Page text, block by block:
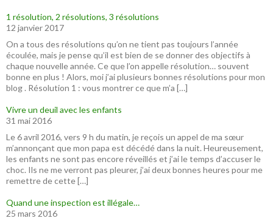
1 résolution, 2 résolutions, 3 résolutions
12 janvier 2017
On a tous des résolutions qu’on ne tient pas toujours l’année
écoulée, mais je pense qu’il est bien de se donner des objectifs à
chaque nouvelle année. Ce que l’on appelle résolution… souvent
bonne en plus ! Alors, moi j’ai plusieurs bonnes résolutions pour mon
blog . Résolution 1 : vous montrer ce que m’a […]
Vivre un deuil avec les enfants
31 mai 2016
Le 6 avril 2016, vers 9 h du matin, je reçois un appel de ma sœur
m’annonçant que mon papa est décédé dans la nuit. Heureusement,
les enfants ne sont pas encore réveillés et j’ai le temps d’accuser le
choc. Ils ne me verront pas pleurer, j’ai deux bonnes heures pour me
remettre de cette […]
Quand une inspection est illégale…
25 mars 2016